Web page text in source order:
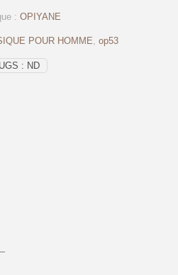
UGS : ND
POUR HOMME op53
: OPIYANE